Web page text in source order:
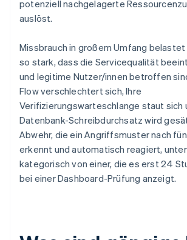
potenziell nachgelagerte
auslöst.
Missbrauch in großem Umfang
so stark, dass die Servicequalität
und legitime Nutzer/innen betroffen
Flow verschlechtert sich, Ihre
Verifizierungswarteschlange staut sich
Datenbank-Schreibdurchsatz wird
Abwehr, die ein Angriffsmuster nach
erkennt und automatisch reagiert,
kategorisch von einer, die es erst 24
bei einer Dashboard-Prüfung anzeigt.